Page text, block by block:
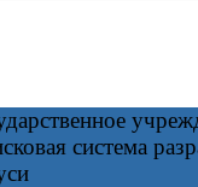
система